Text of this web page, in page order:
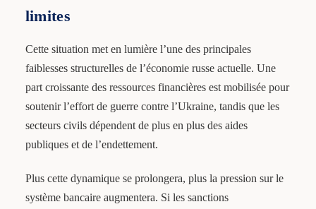
limites
Cette situation met en lumière l’une des principales
faiblesses structurelles de l’économie russe actuelle. Une
part croissante des ressources financières est mobilisée pour
soutenir l’effort de guerre contre l’Ukraine, tandis que les
secteurs civils dépendent de plus en plus des aides
publiques et de l’endettement.
Plus cette dynamique se prolongera, plus la pression sur le
système bancaire augmentera. Si les sanctions